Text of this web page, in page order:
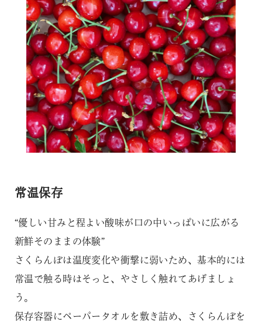
常温保存
“優しい甘みと程よい酸味が口の中いっぱいに広がる
新鮮そのままの体験”
さくらんぼは温度変化や衝撃に弱いため、基本的には
常温で触る時はそっと、やさしく触れてあげましょ
う。
保存容器にペーパータオルを敷き詰め、さくらんぼを